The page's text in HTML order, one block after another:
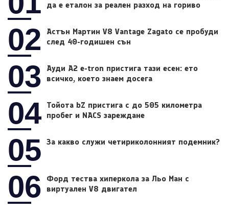
да е еталон за реален разход на гориво
02
Астън Мартин V8 Vantage Zagato се пробуди
след 40-годишен сън
03
Ауди A2 e-tron пристига тази есен: ето
всичко, което знаем досега
04 Тойота bZ пристига с до 505 километра
пробег и NACS зареждане
05 За какво служи четириколонният подемник?
06
Форд тества хиперкола за Льо Ман с
виртуален V8 двигател